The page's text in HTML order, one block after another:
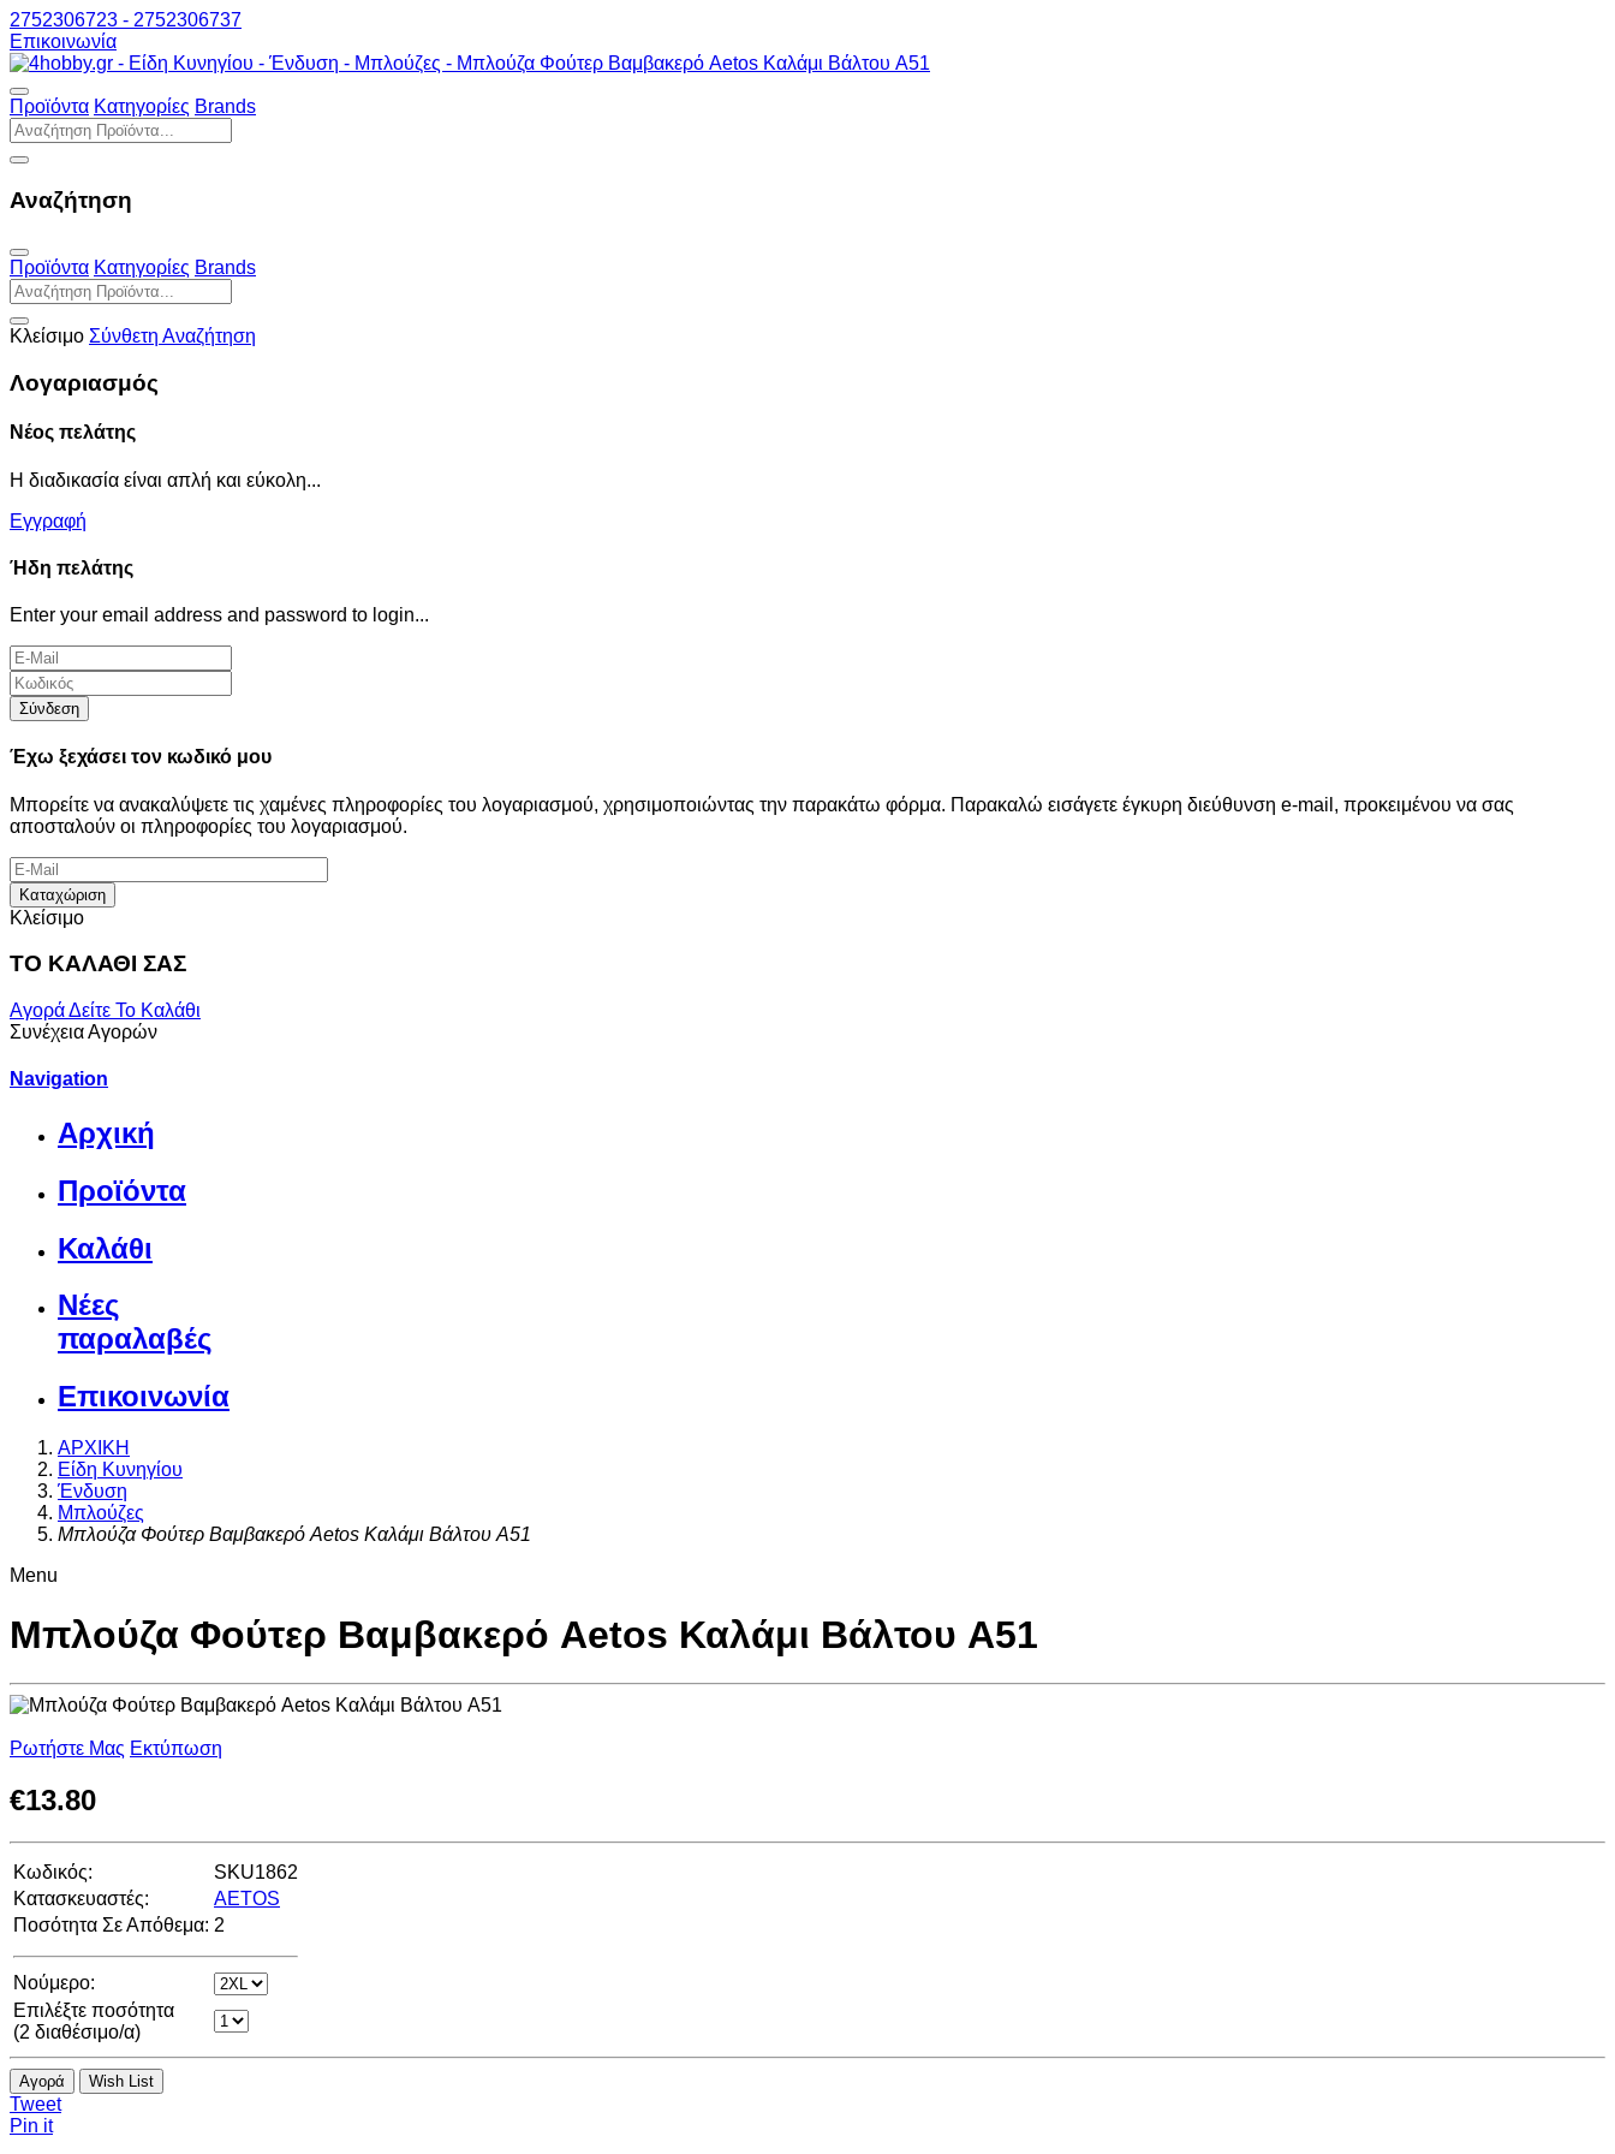
2752306723 - 2752306737
Επικοινωνία
Προϊόντα Κατηγορίες Brands
Αναζήτηση
Προϊόντα Κατηγορίες Brands
Κλείσιμο Σύνθετη Αναζήτηση
Λογαριασμός
Νέος πελάτης
Η διαδικασία είναι απλή και εύκολη...
Εγγραφή
Ήδη πελάτης
Enter your email address and password to login...
Σύνδεση
Έχω ξεχάσει τον κωδικό μου
Μπορείτε να ανακαλύψετε τις χαμένες πληροφορίες του λογαριασμού, χρησιμοποιώντας την παρακάτω φόρμα. Παρακαλώ εισάγετε έγκυρη διεύθυνση e-mail, προκειμένου να σας
αποσταλούν οι πληροφορίες του λογαριασμού.
Καταχώριση
Κλείσιμο
ΤΟ ΚΑΛΑΘΙ ΣΑΣ
ΑγοράΔείτε Το Καλάθι
Συνέχεια Αγορών
Navigation
Αρχική
Προϊόντα
Καλάθι
Νέες
παραλαβές
Επικοινωνία
ΑΡΧΙΚΗ
Είδη Κυνηγίου
Ένδυση
Μπλούζες
Μπλούζα Φούτερ Βαμβακερό Aetos Καλάμι Βάλτου A51
Menu
Μπλούζα Φούτερ Βαμβακερό Aetos Καλάμι Βάλτου A51
Ρωτήστε Μας Εκτύπωση
€13.80
Κωδικός:
SKU1862
Κατασκευαστές:
AETOS
Ποσότητα Σε Απόθεμα: 2
Νούμερο:
Επιλέξτε ποσότητα
(2 διαθέσιμο/α)
Αγορά Wish List
Tweet
Pin it